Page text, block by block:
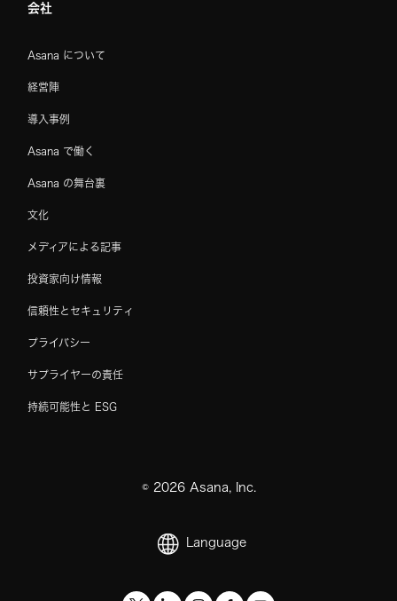
会社
Asana について
経営陣
導入事例
Asana で働く
Asana の舞台裏
文化
メディアによる記事
投資家向け情報
信頼性とセキュリティ
プライバシー
サプライヤーの責任
持続可能性と ESG
© 2026Asana, Inc.
Language